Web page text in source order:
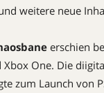
weitere neue
erschien
Xbox One. Die
zum Launch von